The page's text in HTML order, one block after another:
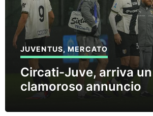
JUVENTUS,MERCATO
Circati-Juve, arriva un
clamoroso annuncio